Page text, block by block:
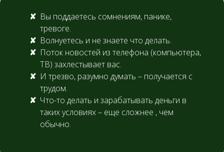
Вы поддаетесь сомнениям, панике,
тревоге.
Волнуетесь и не знаете что делать.
Поток новостей из телефона (компьютера,
ТВ) захлестывает вас.
И трезво, разумно думать – получается с
трудом.
Что-то делать и зарабатывать деньги в
таких условиях – еще сложнее , чем
обычно.